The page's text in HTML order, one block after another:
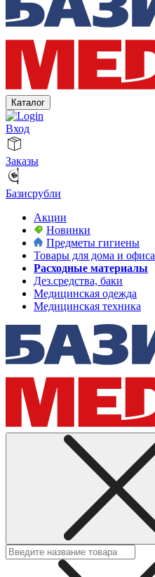
Каталог
Вход
Заказы
Базисрубли
Акции
Новинки
Предметы гигиены
Товары для дома и офиса
Расходные материалы
Дез.средства, баки
Медицинская одежда
Медицинская техника